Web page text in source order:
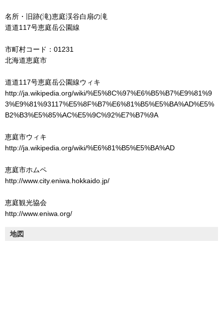
名所・旧跡(滝)恵庭渓谷白扇の滝
道道117号恵庭岳公園線
市町村コード：01231
北海道恵庭市
道道117号恵庭岳公園線ウィキ
http://ja.wikipedia.org/wiki/%E5%8C%97%E6%B5%B7%E9%81%9
3%E9%81%93117%E5%8F%B7%E6%81%B5%E5%BA%AD%E5%
B2%B3%E5%85%AC%E5%9C%92%E7%B7%9A
恵庭市ウィキ
http://ja.wikipedia.org/wiki/%E6%81%B5%E5%BA%AD
恵庭市ホムペ
http://www.city.eniwa.hokkaido.jp/
恵庭観光協会
http://www.eniwa.org/
地図